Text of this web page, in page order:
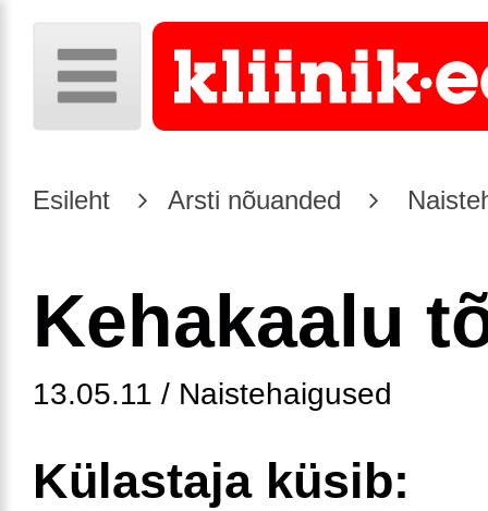
Esileht Arsti nõuanded
Kehakaalu
13.05.11 / Naistehaigused
Külastaja küsib: